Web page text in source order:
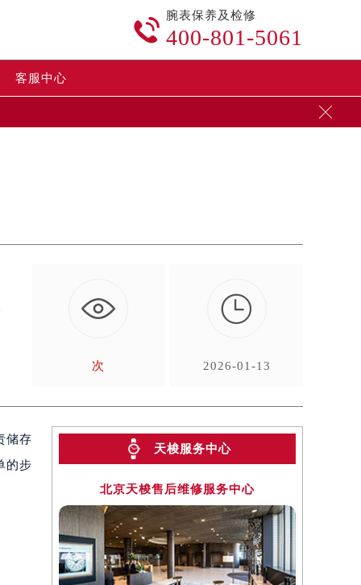

腕表保养及检修
400-801-5061
客服中心

次

2026-01-13
储存
的步
天梭服务中心
北京天梭售后维修服务中心